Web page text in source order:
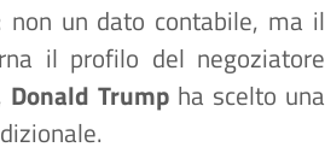
un dato contabile, ma il
il profilo del negoziatore
Donald Trump ha scelto una